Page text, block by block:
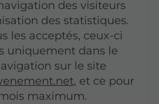
des visiteurs
des statistiques.
les acceptés, ceux-ci
uniquement dans le
sur le site
, et ce pour
maximum.